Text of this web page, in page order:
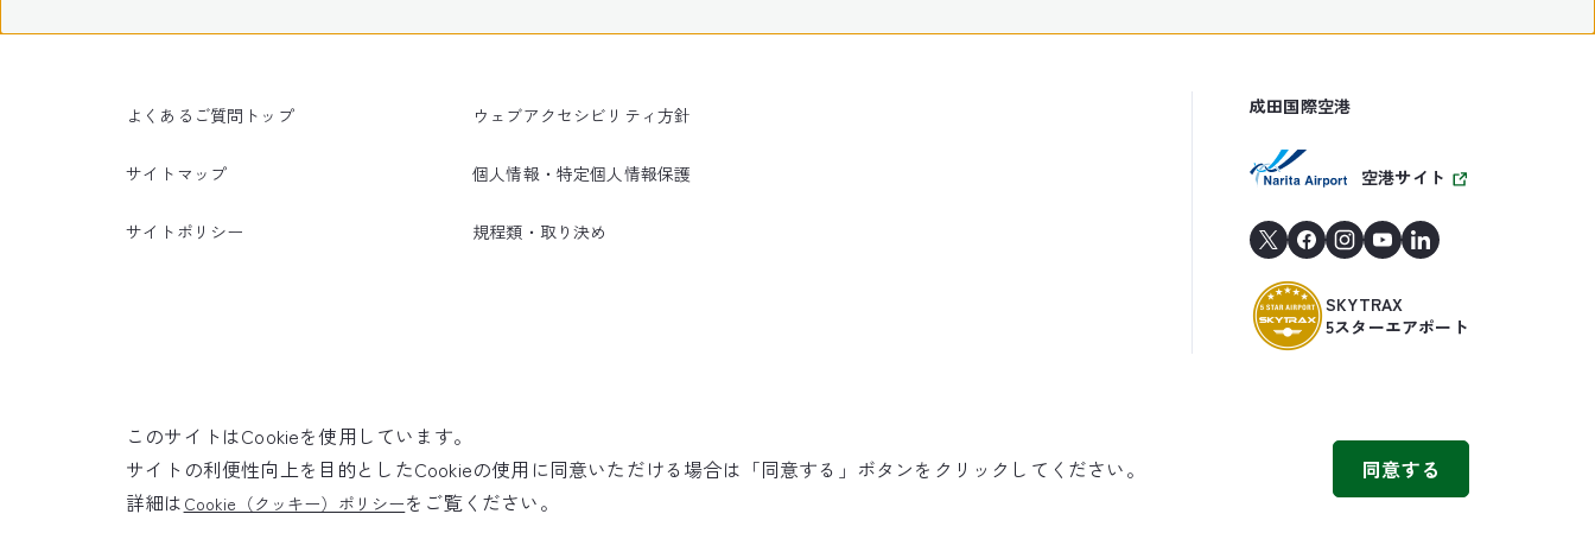
よくあるご質問トップ
サイトマップ
サイトポリシー
ウェブアクセシビリティ方針
個人情報・特定個人情報保護
規程類・取り決め
成田国際空港
空港サイト
SKYTRAX
5スターエアポート
©NARITA INTERNATIONAL AIRPORT CORPORATION
このサイトはCookieを使用しています。
サイトの利便性向上を目的としたCookieの使用に同意いただける場合は「同意する」ボタンをクリックしてください。
詳細は Cookie（クッキー）ポリシーをご覧ください。
同意する